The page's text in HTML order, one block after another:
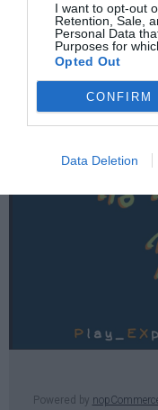
I want to opt-out
Retention, Sale,
Personal Data
Purposes for
Opted Out
CONFIRM
Data Deletion
Χρήσιμες
E-SHOP
Επικοινωνία
Powered by